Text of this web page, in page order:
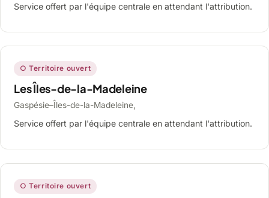
Service offert par l'équipe centrale en attendant l'attribution.
○ Territoire ouvert
Les Îles-de-la-Madeleine
Gaspésie–Îles-de-la-Madeleine,
Service offert par l'équipe centrale en attendant l'attribution.
○ Territoire ouvert